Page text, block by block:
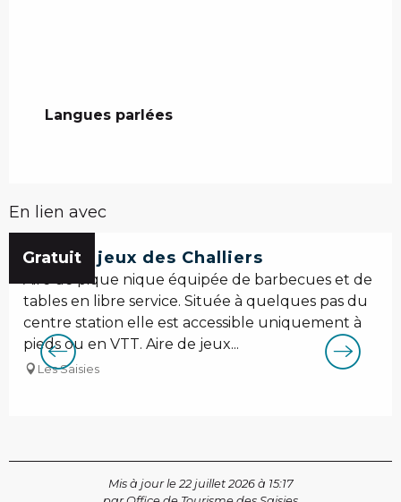
Langues parlées
Langues parlées
En lien avec
Gratuit
Aire de jeux des Challiers
Aire de pique nique équipée de barbecues et de
tables en libre service. Située à quelques pas du
centre station elle est accessible uniquement à
pieds ou en VTT. Aire de jeux...
Les Saisies
Mis à jour le 22 juillet 2026 à 15:17